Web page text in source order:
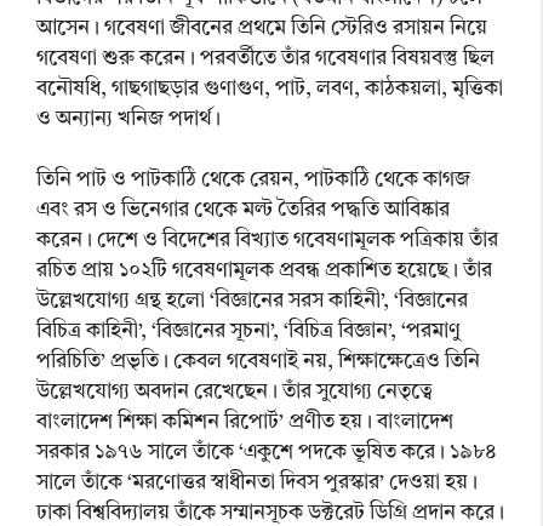
আসেন। গবেষণা জীবনের প্রথমে তিনি স্টেরিও রসায়ন নিয়ে
গবেষণা শুরু করেন। পরবর্তীতে তাঁর গবেষণার বিষয়বস্তু ছিল
বনৌষধি, গাছগাছড়ার গুণাগুণ, পাট, লবণ, কাঠকয়লা, মৃত্তিকা
ও অন্যান্য খনিজ পদার্থ।
তিনি পাট ও পাটকাঠি থেকে রেয়ন, পাটকাঠি থেকে কাগজ
এবং রস ও ভিনেগার থেকে মল্ট তৈরির পদ্ধতি আবিষ্কার
করেন। দেশে ও বিদেশের বিখ্যাত গবেষণামূলক পত্রিকায় তাঁর
রচিত প্রায় ১০২টি গবেষণামূলক প্রবন্ধ প্রকাশিত হয়েছে। তাঁর
উল্লেখযোগ্য গ্রন্থ হলো ‘বিজ্ঞানের সরস কাহিনী’, ‘বিজ্ঞানের
বিচিত্র কাহিনী’, ‘বিজ্ঞানের সূচনা’, ‘বিচিত্র বিজ্ঞান’, ‘পরমাণু
পরিচিতি’ প্রভৃতি। কেবল গবেষণাই নয়, শিক্ষাক্ষেত্রেও তিনি
উল্লেখযোগ্য অবদান রেখেছেন। তাঁর সুযোগ্য নেতৃত্বে
বাংলাদেশ শিক্ষা কমিশন রিপোর্ট’ প্রণীত হয়। বাংলাদেশ
সরকার ১৯৭৬ সালে তাঁকে ‘একুশে পদকে ভূষিত করে। ১৯৮৪
সালে তাঁকে ‘মরণোত্তর স্বাধীনতা দিবস পুরস্কার’ দেওয়া হয়।
ঢাকা বিশ্ববিদ্যালয় তাঁকে সম্মানসূচক ডক্টরেট ডিগ্রি প্রদান করে।